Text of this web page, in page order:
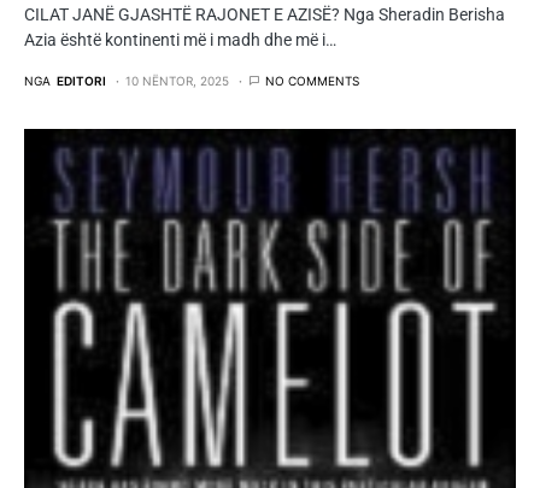
CILAT JANË GJASHTË RAJONET E AZISË? Nga Sheradin Berisha
Azia është kontinenti më i madh dhe më i…
NGA EDITORI 10 NËNTOR, 2025 NO COMMENTS